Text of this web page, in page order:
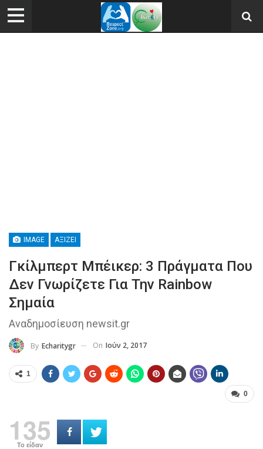
IMAGE ΑΞΊΖΕΙ
Γκίλμπερτ Μπέικερ: 3 Πράγματα Που
Δεν Γνωρίζετε Για Την Rainbow
Σημαία
Αναδημοσίευση newsit.gr
By Echaritygr On Ιούν 2, 2017
1
0
135
Το είδαν